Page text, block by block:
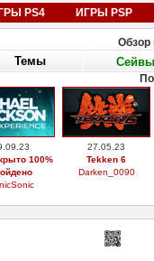
PS4 ИГРЫ PSP
Обзор
Темы Сейвы
100%
27.05.23
Tekken 6
Darken_0090